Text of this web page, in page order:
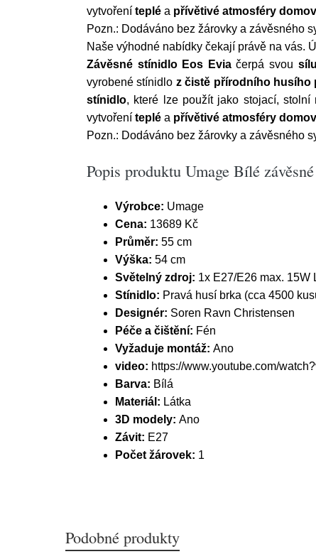
vytvoření teplé a přívětivé atmosféry
Pozn.: Dodáváno bez žárovky a závěsného
Naše výhodné nabídky čekají právě na vás.
Závěsné stínidlo Eos Eviačerpá svou sílu
vyrobené stínidlo z čistě přírodního husího
stínidlo, které lze použít jako stojací, stolní
vytvoření teplé a přívětivé atmosféry
Pozn.: Dodáváno bez žárovky a závěsného
Popis produktu Umage Bílé
Výrobce: Umage
Cena: 13689 Kč
Průměr: 55 cm
Výška: 54 cm
Světelný zdroj: 1x E27/E26 max. 15W
Stínidlo: Pravá husí brka (cca 4500
Designér: Soren Ravn Christensen
Péče a čištění: Fén
Vyžaduje montáž: Ano
video: https://www.youtube.com/
Barva: Bílá
Materiál: Látka
3D modely: Ano
Závit: E27
Počet žárovek: 1
Podobné produkty